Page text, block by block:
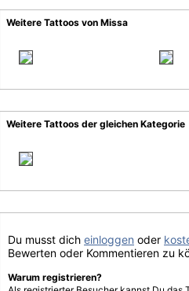
Weitere Tattoos von Missa
Weitere Tattoos der gleichen Kategorie
Du musst dich einloggen oder
Bewerten oder Kommentieren zu
Warum registrieren?